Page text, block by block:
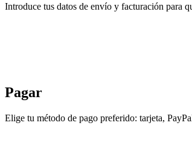
Introduce tus datos de envío y facturación para
Pagar
Elige tu método de pago preferido: tarjeta,